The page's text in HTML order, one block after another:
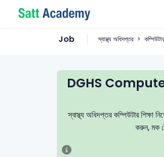
Job স্বাস্থ্য অধিদপ্তর
DGHS
স্বাস্থ্য অধিদপ্তর কম্পিউটার শিক্ষা
করুন, মক